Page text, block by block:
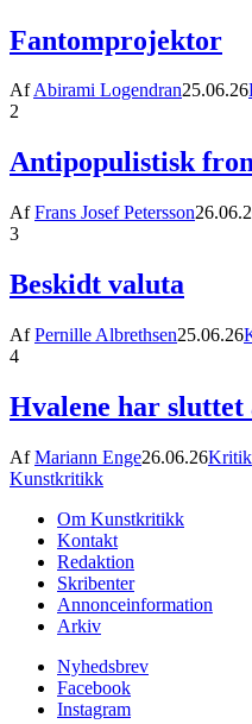
Fantomprojektor
AfAbirami Logendran25.06.26
2
Antipopulistisk
AfFrans Josef Petersson
3
Beskidt valuta
AfPernille Albrethsen25.06.26
4
Hvalene har sluttet
AfMariann Enge26.06.26Kritik
Kunstkritikk
Om Kunstkritikk
Kontakt
Redaktion
Skribenter
Annonceinformation
Arkiv
Nyhedsbrev
Facebook
Instagram